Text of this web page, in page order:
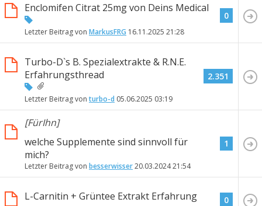
Enclomifen Citrat 25mg von Deins Medical
Letzter Beitrag von MarkusFRG 16.11.2025 21:28
0
Turbo-D`s B. Spezialextrakte & R.N.E.
Erfahrungsthread
Letzter Beitrag von turbo-d 05.06.2025 03:19
2.351
[FürIhn]
welche Supplemente sind sinnvoll für
mich?
Letzter Beitrag von besserwisser20.03.202421:54
1
L-Carnitin + Grüntee Extrakt Erfahrung 0